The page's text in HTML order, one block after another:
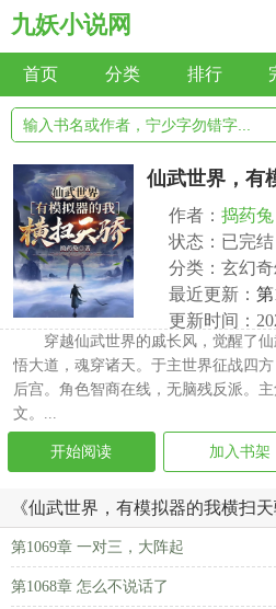
九妖小说网
首页 分类 排行
仙武世界，有
作者： 捣药兔
状态：已完结
分类：玄幻奇
最近更新：
更新时间：
穿越仙武世界的戚长风，觉醒了
悟大道，魂穿诸天。于主世界征战四
后宫。角色智商在线，无脑残反派。
文。...
开始阅读 加入书架
《仙武世界，有模拟器的我横扫
第1069章 一对三，大阵起
第1068章 怎么不说话了